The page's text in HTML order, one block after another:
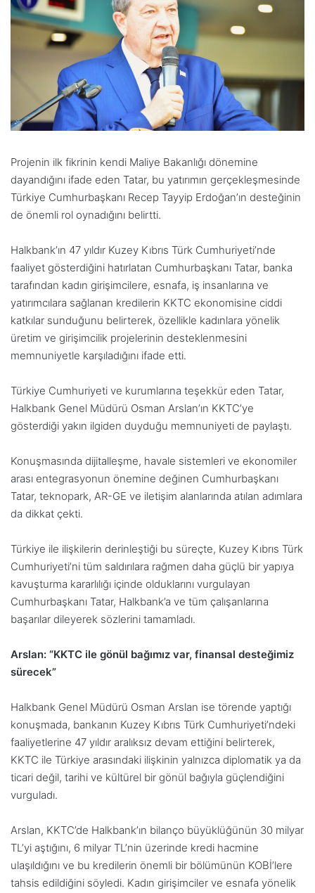
Projenin ilk fikrinin kendi Maliye Bakanlığı dönemine
dayandığını ifade eden Tatar, bu yatırımın gerçekleşmesinde
Türkiye Cumhurbaşkanı Recep Tayyip Erdoğan’ın desteğinin
de önemli rol oynadığını belirtti.
Halkbank’ın 47 yıldır Kuzey Kıbrıs Türk Cumhuriyeti’nde
faaliyet gösterdiğini hatırlatan Cumhurbaşkanı Tatar, banka
tarafından kadın girişimcilere, esnafa, iş insanlarına ve
yatırımcılara sağlanan kredilerin KKTC ekonomisine ciddi
katkılar sunduğunu belirterek, özellikle kadınlara yönelik
üretim ve girişimcilik projelerinin desteklenmesini
memnuniyetle karşıladığını ifade etti.
Türkiye Cumhuriyeti ve kurumlarına teşekkür eden Tatar,
Halkbank Genel Müdürü Osman Arslan’ın KKTC’ye
gösterdiği yakın ilgiden duyduğu memnuniyeti de paylaştı.
Konuşmasında dijitalleşme, havale sistemleri ve ekonomiler
arası entegrasyonun önemine değinen Cumhurbaşkanı
Tatar, teknopark, AR-GE ve iletişim alanlarında atılan adımlara
da dikkat çekti.
Türkiye ile ilişkilerin derinleştiği bu süreçte, Kuzey Kıbrıs Türk
Cumhuriyeti’ni tüm saldırılara rağmen daha güçlü bir yapıya
kavuşturma kararlılığı içinde olduklarını vurgulayan
Cumhurbaşkanı Tatar, Halkbank’a ve tüm çalışanlarına
başarılar dileyerek sözlerini tamamladı.
Arslan: “KKTC ile gönül bağımız var, finansal desteğimiz
sürecek”
Halkbank Genel Müdürü Osman Arslan ise törende yaptığı
konuşmada, bankanın Kuzey Kıbrıs Türk Cumhuriyeti’ndeki
faaliyetlerine 47 yıldır aralıksız devam ettiğini belirterek,
KKTC ile Türkiye arasındaki ilişkinin yalnızca diplomatik ya da
ticari değil, tarihi ve kültürel bir gönül bağıyla güçlendiğini
vurguladı.
Arslan, KKTC’de Halkbank’ın bilanço büyüklüğünün 30 milyar
TL’yi aştığını, 6 milyar TL’nin üzerinde kredi hacmine
ulaşıldığını ve bu kredilerin önemli bir bölümünün KOBİ’lere
tahsis edildiğini söyledi. Kadın girişimciler ve esnafa yönelik